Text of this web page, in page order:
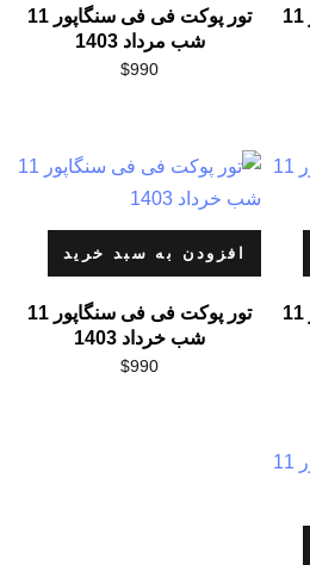
تور پوکت فی فی سنگاپور 11
تور پوکت فی فی سنگاپور 11
شب مرداد 1403
$990
تور پوکت فی فی سنگاپور 11
افزودن به سبد خرید
تور پوکت فی فی سنگاپور 11
شب خرداد 1403
$990